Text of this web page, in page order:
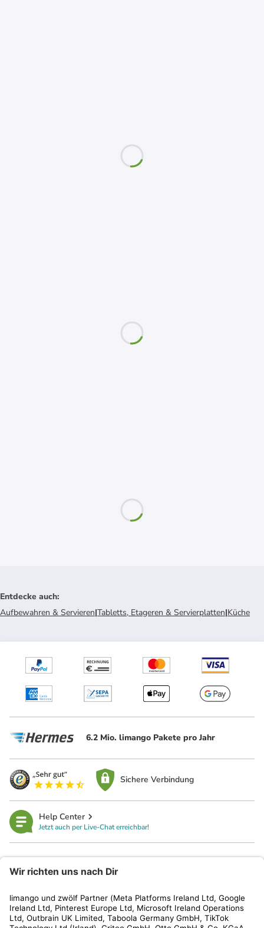
Entdecke auch:
Aufbewahren & Servieren|Tabletts, Etageren & Servierplatten|Küche
6.2 Mio. limango Pakete pro Jahr
Sichere Verbindung
Help Center
Jetzt auch per Live-Chat erreichbar!
Kundenservice